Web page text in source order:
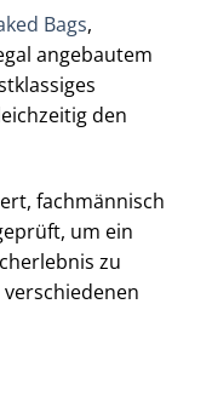
Bags,
angebautem
den
fachmännisch
um ein
zu
verschiedenen